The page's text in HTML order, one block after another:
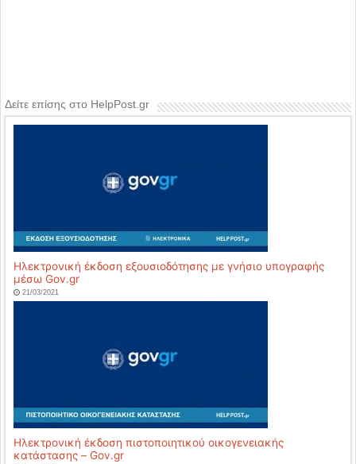
Δείτε επίσης στο HelpPost.gr
Ηλεκτρονική έκδοση εξουσιοδότησης με γνήσιο υπογραφής
μέσω Gov.gr
21/03/2021
Ηλεκτρονική έκδοση πιστοποιητικού οικογενειακής
κατάστασης – Gov.gr